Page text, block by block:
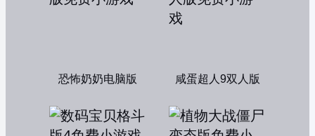
恐怖奶奶电脑版 咸蛋超人9双人版